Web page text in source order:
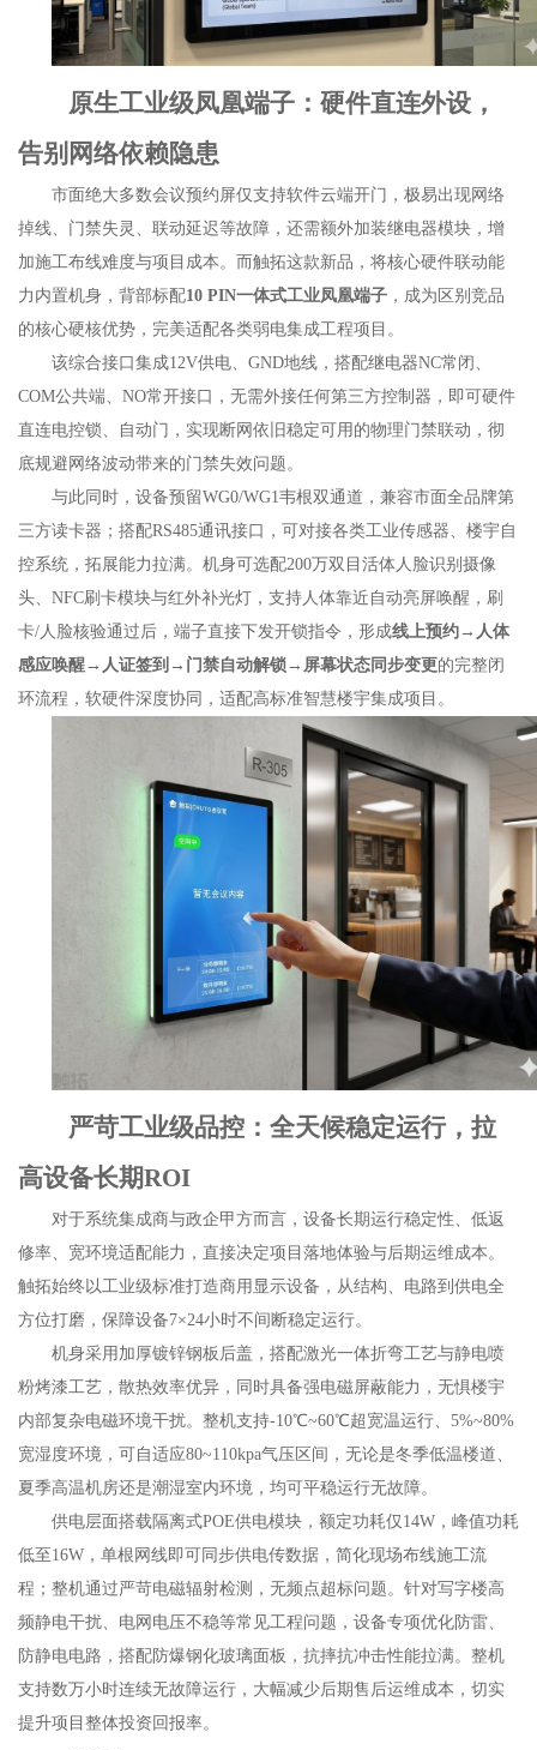
原生工业级凤凰端子：硬件直连外设，
告别网络依赖隐患
市面绝大多数会议预约屏仅支持软件云端开门，极易出现网络
掉线、门禁失灵、联动延迟等故障，还需额外加装继电器模块，增
加施工布线难度与项目成本。而触拓这款新品，将核心硬件联动能
力内置机身，背部标配10 PIN一体式工业凤凰端子 ，成为区别竞品
的核心硬核优势，完美适配各类弱电集成工程项目。
该综合接口集成12V供电、GND地线，搭配继电器NC常闭、
COM公共端、NO常开接口，无需外接任何第三方控制器，即可硬件
直连电控锁、自动门，实现断网依旧稳定可用的物理门禁联动，彻
底规避网络波动带来的门禁失效问题。
与此同时，设备预留WG0/WG1韦根双通道，兼容市面全品牌第
三方读卡器；搭配RS485通讯接口，可对接各类工业传感器、楼宇自
控系统，拓展能力拉满。机身可选配200万双目活体人脸识别摄像
头、NFC刷卡模块与红外补光灯，支持人体靠近自动亮屏唤醒，刷
卡/人脸核验通过后，端子直接下发开锁指令，形成线上预约→人体
感应唤醒→人证签到→门禁自动解锁→屏幕状态同步变更的完整闭
环流程，软硬件深度协同，适配高标准智慧楼宇集成项目。
严苛工业级品控：全天候稳定运行，拉
高设备长期ROI
对于系统集成商与政企甲方而言，设备长期运行稳定性、低返
修率、宽环境适配能力，直接决定项目落地体验与后期运维成本。
触拓始终以工业级标准打造商用显示设备，从结构、电路到供电全
方位打磨，保障设备7×24小时不间断稳定运行。
机身采用加厚镀锌钢板后盖，搭配激光一体折弯工艺与静电喷
粉烤漆工艺，散热效率优异，同时具备强电磁屏蔽能力，无惧楼宇
内部复杂电磁环境干扰。整机支持-10℃~60℃超宽温运行、5%~80%
宽湿度环境，可自适应80~110kpa气压区间，无论是冬季低温楼道、
夏季高温机房还是潮湿室内环境，均可平稳运行无故障。
供电层面搭载隔离式POE供电模块，额定功耗仅14W，峰值功耗
低至16W，单根网线即可同步供电传数据，简化现场布线施工流
程；整机通过严苛电磁辐射检测，无频点超标问题。针对写字楼高
频静电干扰、电网电压不稳等常见工程问题，设备专项优化防雷、
防静电电路，搭配防爆钢化玻璃面板，抗摔抗冲击性能拉满。整机
支持数万小时连续无故障运行，大幅减少后期售后运维成本，切实
提升项目整体投资回报率。